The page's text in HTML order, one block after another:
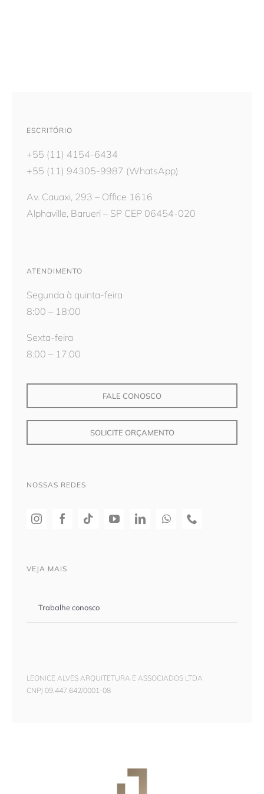
ESCRITÓRIO
+55 (11) 4154-6434
+55 (11) 94305-9987 (WhatsApp)
Av. Cauaxi, 293 – Office 1616
Alphaville, Barueri – SP CEP 06454-020
ATENDIMENTO
Segunda à quinta-feira
8:00 – 18:00
Sexta-feira
8:00 – 17:00
FALE CONOSCO
SOLICITE ORÇAMENTO
NOSSAS REDES
VEJA MAIS
Trabalhe conosco
LEONICE ALVES ARQUITETURA E ASSOCIADOS LTDA
CNPJ 09.447.642/0001-08